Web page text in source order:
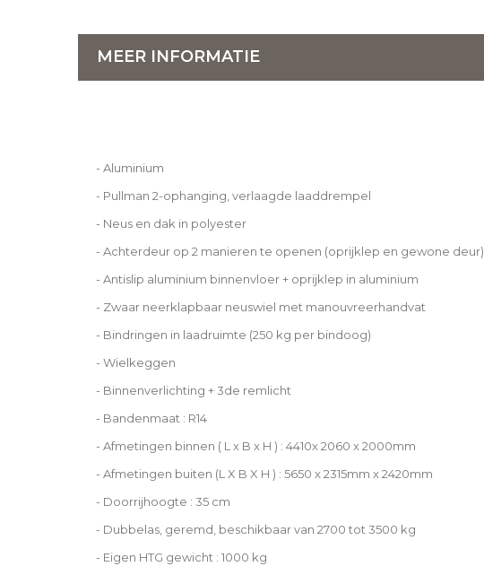
MEER INFORMATIE
- Aluminium
- Pullman 2-ophanging, verlaagde laaddrempel
- Neus en dak in polyester
- Achterdeur op 2 manieren te openen (oprijklep en gewone deur)
- Antislip aluminium binnenvloer + oprijklep in aluminium
- Zwaar neerklapbaar neuswiel met manouvreerhandvat
- Bindringen in laadruimte (250 kg per bindoog)
- Wielkeggen
- Binnenverlichting + 3de remlicht
- Bandenmaat : R14
- Afmetingen binnen ( L x B x H ) : 4410x 2060 x 2000mm
- Afmetingen buiten (L X B X H ) : 5650 x 2315mm x 2420mm
- Doorrijhoogte : 35 cm
- Dubbelas, geremd, beschikbaar van 2700 tot 3500 kg
- Eigen HTG gewicht : 1000 kg